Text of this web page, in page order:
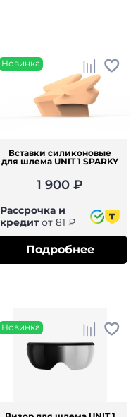
Новинка
Вставки силиконовые
для шлема UNIT 1 SPARKY
1 900 ₽
Рассрочка и
кредитот 81 ₽
Подробнее
Новинка